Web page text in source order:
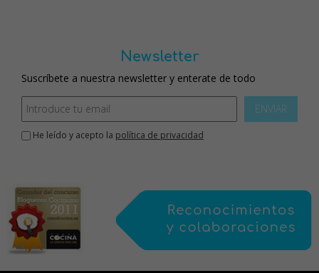
Newsletter
Suscríbete a nuestra newsletter y enterate de todo
ENVIAR
He leído y acepto la política de privacidad